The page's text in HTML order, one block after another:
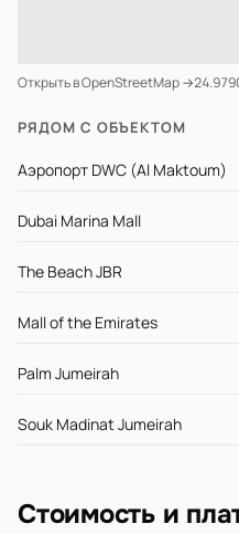
Открыть в OpenStreetMap →
РЯДОМ С ОБЪЕКТОМ
Аэропорт DWC (Al Maktoum)
Dubai Marina Mall
The Beach JBR
Mall of the Emirates
Palm Jumeirah
Souk Madinat Jumeirah
Стоимость и